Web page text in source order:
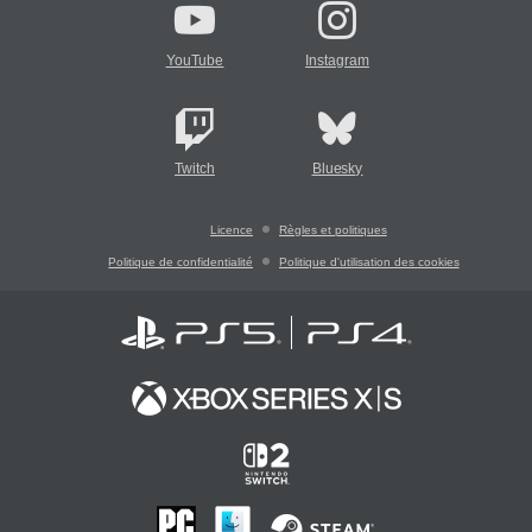
YouTube Instagram
Twitch Bluesky
Licence Règles et politiques
Politique de confidentialité Politique d'utilisation des cookies